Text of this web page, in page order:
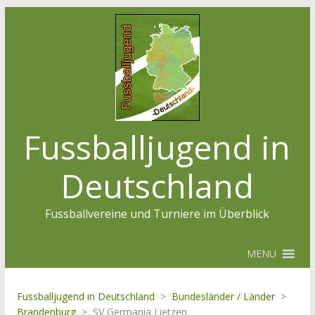
Fussballjugend in
Deutschland
Fussballvereine und Turniere im Überblick
MENU
Fussballjugend in Deutschland > Bundesländer / Länder >
Brandenburg > SV Germania Lietzen